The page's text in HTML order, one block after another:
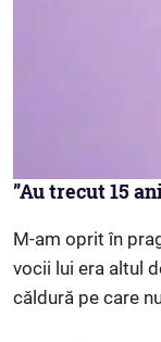
”Au trecut 15
M-am oprit în
vocii lui era altul
căldură pe care